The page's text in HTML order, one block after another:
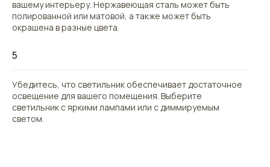
вашему интерьеру. Нержавеющая сталь может быть
полированной или матовой, а также может быть
окрашена в разные цвета.
5
Убедитесь, что светильник обеспечивает достаточное
освещение для вашего помещения. Выберите
светильник с яркими лампами или с диммируемым
светом.